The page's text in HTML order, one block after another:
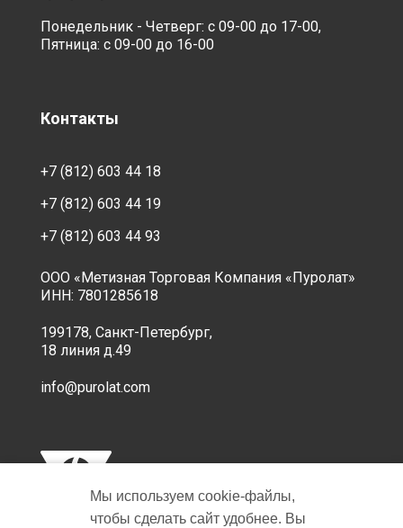
Понедельник - Четверг: с 09-00 до 17-00,
Пятница: с 09-00 до 16-00
Контакты
+7 (812) 603 44 18
+7 (812) 603 44 19
+7 (812) 603 44 93
ООО «Метизная Торговая Компания «Пуролат»
ИНН: 7801285618
199178, Санкт-Петербург,
18 линия д.49
info@purolat.com
Мы используем cookie‑файлы,
чтобы сделать сайт удобнее. Вы